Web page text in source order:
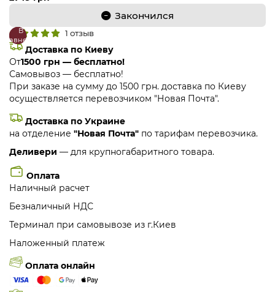
Закончился
В
закладки
В
сравнение
1 отзыв
Доставка по Киеву
От1500 грн — бесплатно!
Самовывоз — бесплатно!
При заказе на сумму до 1500 грн. доставка по Киеву
осуществляется перевозчиком "Новая Почта".
Доставка по Украине
на отделение "Новая Почта" по тарифам перевозчика.
Деливери — для крупногабаритного товара.
Оплата
Наличный расчет
Безналичный НДС
Терминал при самовывозе из г.Киев
Наложенный платеж
Оплата онлайн